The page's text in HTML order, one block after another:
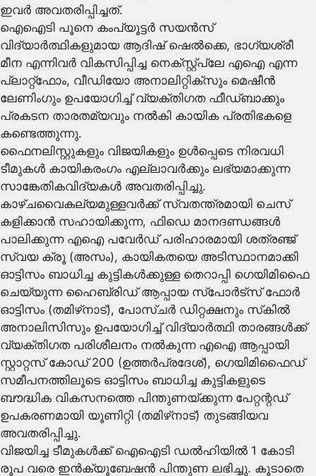
ഇവര്‍ അവതരിപ്പിച്ചത്.
ഐഐടി പൂനെ കംപ്യൂട്ടര്‍ സയന്‍സ്
വിദ്യാര്‍ത്ഥികളുമായ ആദിഷ് ഷെല്‍ക്കെ, ഭാഗ്യശ്രീ
മീന എന്നിവര്‍ വികസിപ്പിച്ച നെക്സ്റ്റ്‌പ്ലേ എഐ എന്ന
പ്ലാറ്റ്‌ഫോം, വീഡിയോ അനാലിറ്റിക്‌സും മെഷീന്‍
ലേണിംഗും ഉപയോഗിച്ച് വ്യക്തിഗത ഫീഡ്ബാക്കും
പ്രകടന താരതമ്യവും നല്‍കി കായിക പ്രതിഭകളെ
കണ്ടെത്തുന്നു.
ഫൈനലിസ്റ്റുകളും വിജയികളും ഉള്‍പ്പെടെ നിരവധി
ടീമുകള്‍ കായികരംഗം എല്ലാവര്‍ക്കും ലഭ്യമാക്കുന്ന
സാങ്കേതികവിദ്യകള്‍ അവതരിപ്പിച്ചു.
കാഴ്ചവൈകല്യമുള്ളവര്‍ക്ക് സ്വതന്ത്രമായി ചെസ്
കളിക്കാന്‍ സഹായിക്കുന്ന, ഫിഡെ മാനദണ്ഡങ്ങള്‍
പാലിക്കുന്ന എഐ പവേര്‍ഡ് പരിഹാരമായി ശത്രഞ്ജ്
സ്വയ ക്രൂ (അസം), കായികതയെ അടിസ്ഥാനമാക്കി
ഓട്ടിസം ബാധിച്ച കുട്ടികള്‍ക്കുള്ള തെറാപ്പി ഗെയിമിഫൈ
ചെയ്യുന്ന ഹൈബ്രിഡ് ആപ്പായ സ്‌പോര്‍ട്‌സ് ഫോര്‍
ഓട്ടിസം (തമിഴ്‌നാട്), പോസ്ചര്‍ ഡിറ്റക്ഷനും സ്‌കില്‍
അനാലിസിസും ഉപയോഗിച്ച് വിദ്യാര്‍ത്ഥി താരങ്ങള്‍ക്ക്
വ്യക്തിഗത പരിശീലനം നല്‍കുന്ന എഐ ആപ്പായി
സ്റ്റാറ്റസ് കോഡ് 200 (ഉത്തര്‍പ്രദേശ്), ഗെയിമിഫൈഡ്
സമീപനത്തിലൂടെ ഓട്ടിസം ബാധിച്ച കുട്ടികളുടെ
ബൗദ്ധിക വികസനത്തെ പിന്തുണയ്ക്കുന്ന പേറ്റന്റഡ്
ഉപകരണമായി യൂണിറ്റി (തമിഴ്‌നാട്) തുടങ്ങിയവ
അവതരിപ്പിച്ചു.
വിജയിച്ച ടീമുകള്‍ക്ക് ഐഐടി ഡല്‍ഹിയില്‍ 1 കോടി
രൂപ വരെ ഇന്‍ക്യൂബേഷന്‍ പിന്തുണ ലഭിച്ചു. കൂടാതെ